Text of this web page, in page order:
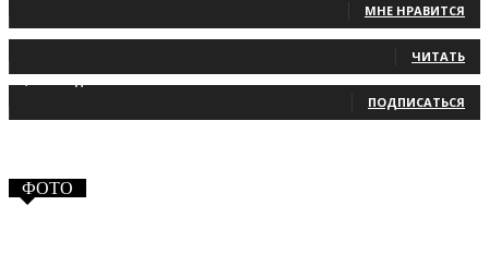
МНЕ НРАВИТСЯ
ЧИТАТЬ
ПОДПИСАТЬСЯ
ФОТО